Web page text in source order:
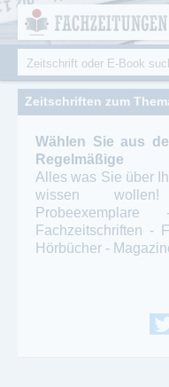
Fachmagazine
Suchformular
Suche
Zeitschriften zum
Wählen Sie aus
Regelmäßige
Alles was Sie über
wissen
Fachzeitschriften -
Hörbücher -
Cookie-Einstellungen